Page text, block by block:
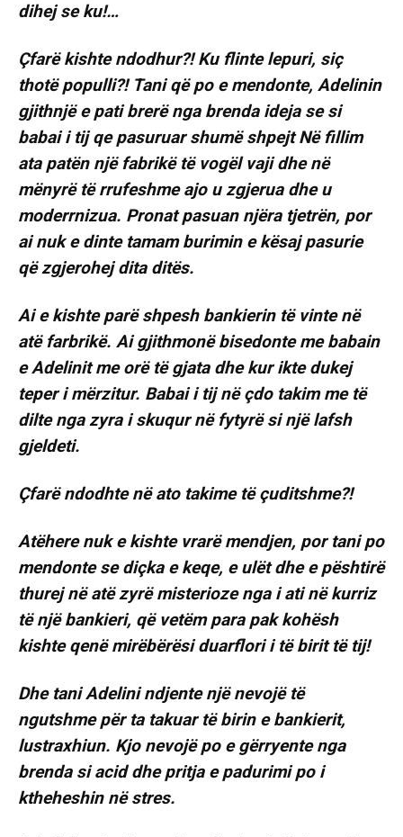
dihej se ku!…
Çfarë kishte ndodhur?! Ku flinte lepuri, siç
thotë populli?! Tani që po e mendonte, Adelinin
gjithnjë e pati brerë nga brenda ideja se si
babai i tij qe pasuruar shumë shpejt Në fillim
ata patën një fabrikë të vogël vaji dhe në
mënyrë të rrufeshme ajo u zgjerua dhe u
moderrnizua. Pronat pasuan njëra tjetrën, por
ai nuk e dinte tamam burimin e kësaj pasurie
që zgjerohej dita ditës.
Ai e kishte parë shpesh bankierin të vinte në
atë farbrikë. Ai gjithmonë bisedonte me babain
e Adelinit me orë të gjata dhe kur ikte dukej
teper i mërzitur. Babai i tij në çdo takim me të
dilte nga zyra i skuqur në fytyrë si një lafsh
gjeldeti.
Çfarë ndodhte në ato takime të çuditshme?!
Atëhere nuk e kishte vrarë mendjen, por tani po
mendonte se diçka e keqe, e ulët dhe e pështirë
thurej në atë zyrë misterioze nga i ati në kurriz
të një bankieri, që vetëm para pak kohësh
kishte qenë mirëbërësi duarflori i të birit të tij!
Dhe tani Adelini ndjente një nevojë të
ngutshme për ta takuar të birin e bankierit,
lustraxhiun. Kjo nevojë po e gërryente nga
brenda si acid dhe pritja e padurimi po i
ktheheshin në stres.